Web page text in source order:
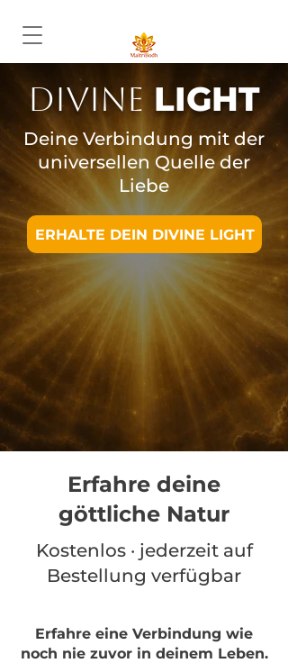
DIVINE LIGHT
Deine Verbindung mit der
universellen Quelle der
Liebe
ERHALTE DEIN DIVINE LIGHT
Erfahre deine
göttliche Natur
Kostenlos · jederzeit auf
Bestellung verfügbar
Erfahre eine Verbindung wie
noch nie zuvor in deinem Leben.